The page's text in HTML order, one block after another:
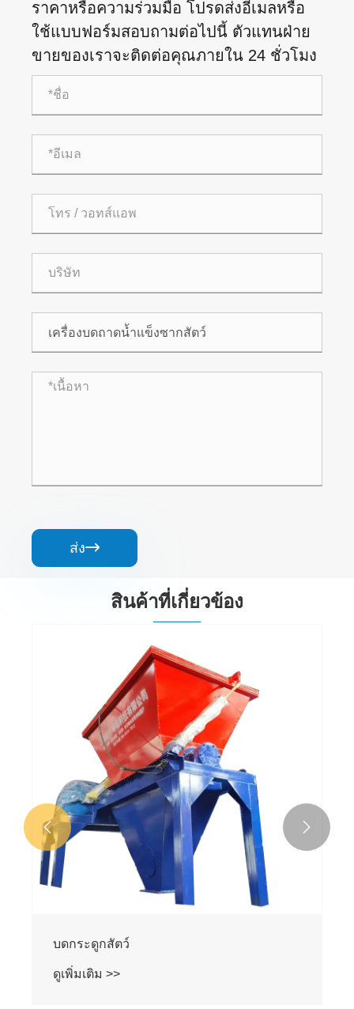
ราคาหรือความร่วมมือ โปรดส่งอีเมลหรือ
ใช้แบบฟอร์มสอบถามต่อไปนี้ ตัวแทนฝ่าย
ขายของเราจะติดต่อคุณภายใน 24 ชั่วโมง
ส่ง
สินค้าที่เกี่ยวข้อง
บดกระดูกสัตว์
ดูเพิ่มเติม >>
 